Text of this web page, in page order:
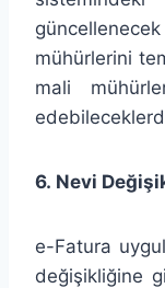
mühürlerini
mali
6. Nevi
e-Fatura
değişikliğine